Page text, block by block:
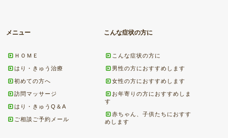
メニュー
ＨＯＭＥ
はり・きゅう治療
初めての方へ
訪問マッサージ
はり・きゅうQ＆A
ご相談ご予約メール
こんな症状の方に
こんな症状の方に
男性の方におすすめします
女性の方におすすめします
お年寄りの方におすすめしま
す
赤ちゃん、子供たちにおすす
めします